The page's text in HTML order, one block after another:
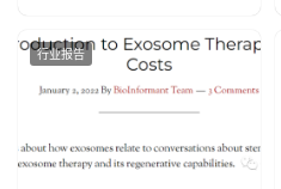
行业报告